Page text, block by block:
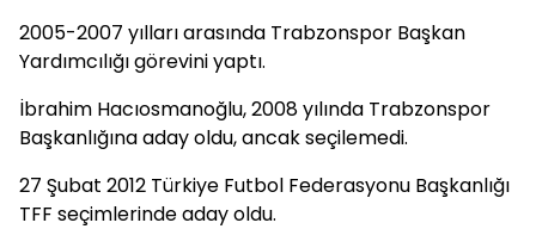
2005-2007 yılları arasında Trabzonspor Başkan
Yardımcılığı görevini yaptı.
İbrahim Hacıosmanoğlu, 2008 yılında Trabzonspor
Başkanlığına aday oldu, ancak seçilemedi.
27 Şubat 2012 Türkiye Futbol Federasyonu Başkanlığı
TFF seçimlerinde aday oldu.